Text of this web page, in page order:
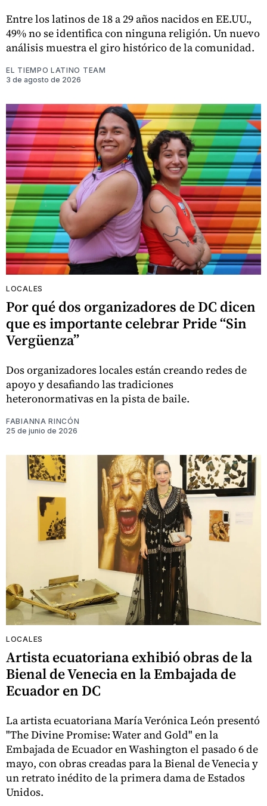
Entre los latinos de 18 a 29 años nacidos en EE.UU.,
49% no se identifica con ninguna religión. Un nuevo
análisis muestra el giro histórico de la comunidad.
EL TIEMPO LATINO TEAM
3 de agosto de 2026
LOCALES
Por qué dos organizadores de DC dicen
que es importante celebrar Pride “Sin
Vergüenza”
Dos organizadores locales están creando redes de
apoyo y desafiando las tradiciones
heteronormativas en la pista de baile.
FABIANNA RINCÓN
25 de junio de 2026
LOCALES
Artista ecuatoriana exhibió obras de la
Bienal de Venecia en la Embajada de
Ecuador en DC
La artista ecuatoriana María Verónica León presentó
"The Divine Promise: Water and Gold" en la
Embajada de Ecuador en Washington el pasado 6 de
mayo, con obras creadas para la Bienal de Venecia y
un retrato inédito de la primera dama de Estados
Unidos.